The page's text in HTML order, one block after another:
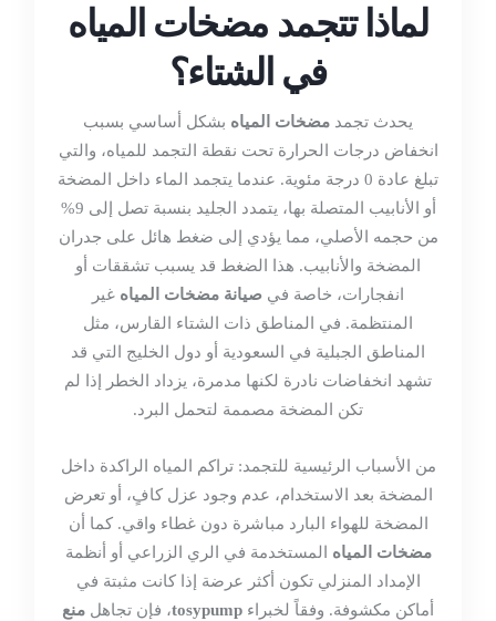
لماذا تتجمد مضخات المياه
في الشتاء؟
يحدث تجمد مضخات المياه بشكل أساسي بسبب
انخفاض درجات الحرارة تحت نقطة التجمد للمياه، والتي
تبلغ عادة 0 درجة مئوية. عندما يتجمد الماء داخل المضخة
أو الأنابيب المتصلة بها، يتمدد الجليد بنسبة تصل إلى 9%
من حجمه الأصلي، مما يؤدي إلى ضغط هائل على جدران
المضخة والأنابيب. هذا الضغط قد يسبب تشققات أو
انفجارات، خاصة في صيانة مضخات المياه غير
المنتظمة. في المناطق ذات الشتاء القارس، مثل
المناطق الجبلية في السعودية أو دول الخليج التي قد
تشهد انخفاضات نادرة لكنها مدمرة، يزداد الخطر إذا لم
تكن المضخة مصممة لتحمل البرد.
من الأسباب الرئيسية للتجمد: تراكم المياه الراكدة داخل
المضخة بعد الاستخدام، عدم وجود عزل كافٍ، أو تعرض
المضخة للهواء البارد مباشرة دون غطاء واقي. كما أن
مضخات المياه المستخدمة في الري الزراعي أو أنظمة
الإمداد المنزلي تكون أكثر عرضة إذا كانت مثبتة في
أماكن مكشوفة. وفقاً لخبراء tosypump، فإن تجاهل منع